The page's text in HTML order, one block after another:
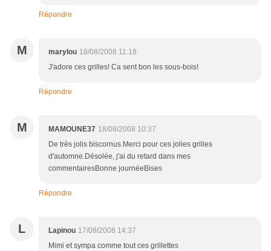
Répondre
M marylou 18/08/2008 11:18
J'adore ces grilles! Ca sent bon les sous-bois!
Répondre
M MAMOUNE37 18/08/2008 10:37
De très jolis biscornus.Merci pour ces jolies grilles
d'automne.Désolée, j'ai du retard dans mes
commentairesBonne journéeBises
Répondre
L Lapinou 17/08/2008 14:37
Mimi et sympa comme tout ces grillettes